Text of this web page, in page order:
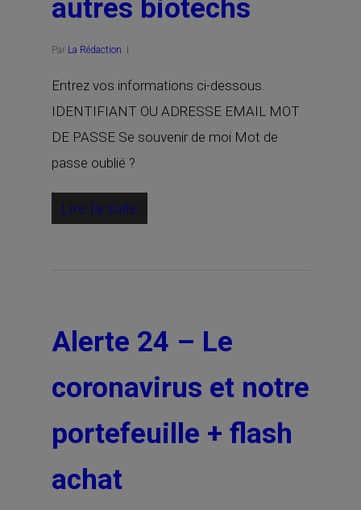
autres biotechs
Par La Rédaction
Entrez vos informations ci-dessous.
IDENTIFIANT OU ADRESSE EMAIL MOT
DE PASSE Se souvenir de moi Mot de
passe oublié ?
Lire la suite
Alerte 24 – Le
coronavirus et notre
portefeuille + flash
achat